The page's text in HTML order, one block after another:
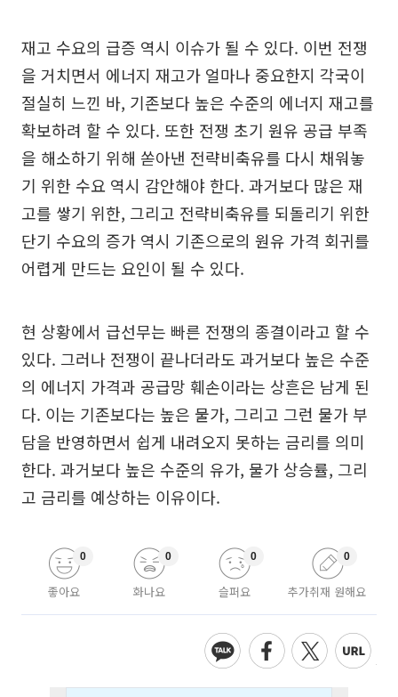
재고 수요의 급증 역시 이슈가 될 수 있다. 이번 전쟁
을 거치면서 에너지 재고가 얼마나 중요한지 각국이
절실히 느낀 바, 기존보다 높은 수준의 에너지 재고를
확보하려 할 수 있다. 또한 전쟁 초기 원유 공급 부족
을 해소하기 위해 쏟아낸 전략비축유를 다시 채워놓
기 위한 수요 역시 감안해야 한다. 과거보다 많은 재
고를 쌓기 위한, 그리고 전략비축유를 되돌리기 위한
단기 수요의 증가 역시 기존으로의 원유 가격 회귀를
어렵게 만드는 요인이 될 수 있다.
현 상황에서 급선무는 빠른 전쟁의 종결이라고 할 수
있다. 그러나 전쟁이 끝나더라도 과거보다 높은 수준
의 에너지 가격과 공급망 훼손이라는 상흔은 남게 된
다. 이는 기존보다는 높은 물가, 그리고 그런 물가 부
담을 반영하면서 쉽게 내려오지 못하는 금리를 의미
한다. 과거보다 높은 수준의 유가, 물가 상승률, 그리
고 금리를 예상하는 이유이다.
좋아요
0
화나요
0
슬퍼요
0
추가취재 원해요
0